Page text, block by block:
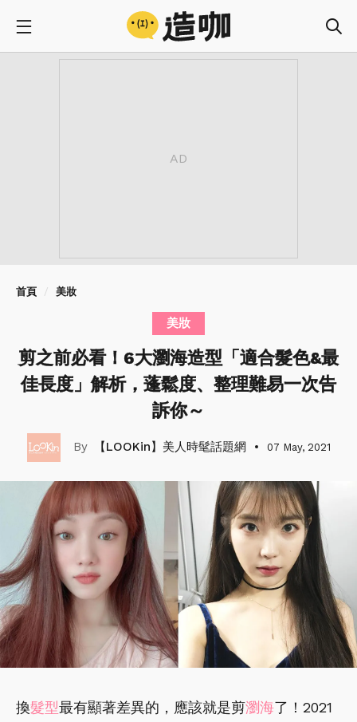
首頁 美妝
美妝
剪之前必看！6大瀏海造型「適合髮色&最
佳長度」解析，蓬鬆度、整理難易一次告
訴你～
【LOOKin】美人時髦話題網 07 May, 2021
換髮型最有顯著差異的，應該就是剪瀏海了！2021